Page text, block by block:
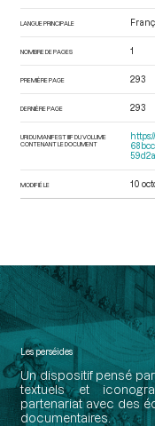
LANGUE PRINCIPALE
NOMBRE DE PAGES 1
PREMIÈRE PAGE 293
DERNIÈRE PAGE 293
URI DU MANIFEST IIIF DU VOLUME
CONTENANT LE DOCUMENT
MODIFIÉ LE 10
Les perséides
Un dispositif pensé
textuels et
partenariat avec des
documentaires.